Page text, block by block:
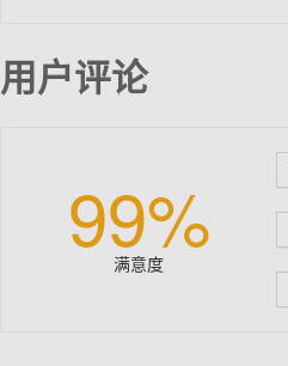
用户评论
99%
满意度